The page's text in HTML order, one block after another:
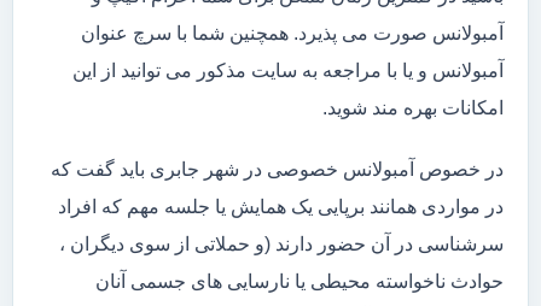
آمبولانس صورت می پذیرد. همچنین شما با سرچ عنوان
آمبولانس و یا با مراجعه به سایت مذکور می توانید از این
امکانات بهره مند شوید.
در خصوص آمبولانس خصوصی در شهر جابری باید گفت که
در مواردی همانند برپایی یک همایش یا جلسه مهم که افراد
سرشناسی در آن حضور دارند (و حملاتی از سوی دیگران ،
حوادث ناخواسته محیطی یا نارسایی های جسمی آنان